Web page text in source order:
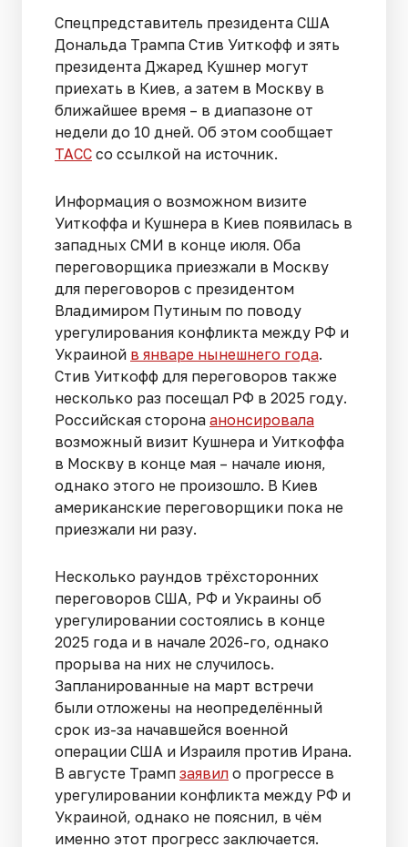
Спецпредставитель президента США
Дональда Трампа Стив Уиткофф и зять
президента Джаред Кушнер могут
приехать в Киев, а затем в Москву в
ближайшее время – в диапазоне от
недели до 10 дней. Об этом сообщает
ТАСС со ссылкой на источник.
Информация о возможном визите
Уиткоффа и Кушнера в Киев появилась в
западных СМИ в конце июля. Оба
переговорщика приезжали в Москву
для переговоров с президентом
Владимиром Путиным по поводу
урегулирования конфликта между РФ и
Украиной в январе нынешнего года.
Стив Уиткофф для переговоров также
несколько раз посещал РФ в 2025 году.
Российская сторона анонсировала
возможный визит Кушнера и Уиткоффа
в Москву в конце мая – начале июня,
однако этого не произошло. В Киев
американские переговорщики пока не
приезжали ни разу.
Несколько раундов трёхсторонних
переговоров США, РФ и Украины об
урегулировании состоялись в конце
2025 года и в начале 2026-го, однако
прорыва на них не случилось.
Запланированные на март встречи
были отложены на неопределённый
срок из-за начавшейся военной
операции США и Израиля против Ирана.
В августе Трамп заявил о прогрессе в
урегулировании конфликта между РФ и
Украиной, однако не пояснил, в чём
именно этот прогресс заключается.